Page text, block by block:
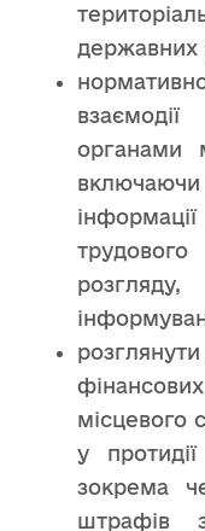
державних
органами
місцевого
у
зокрема
штрафів